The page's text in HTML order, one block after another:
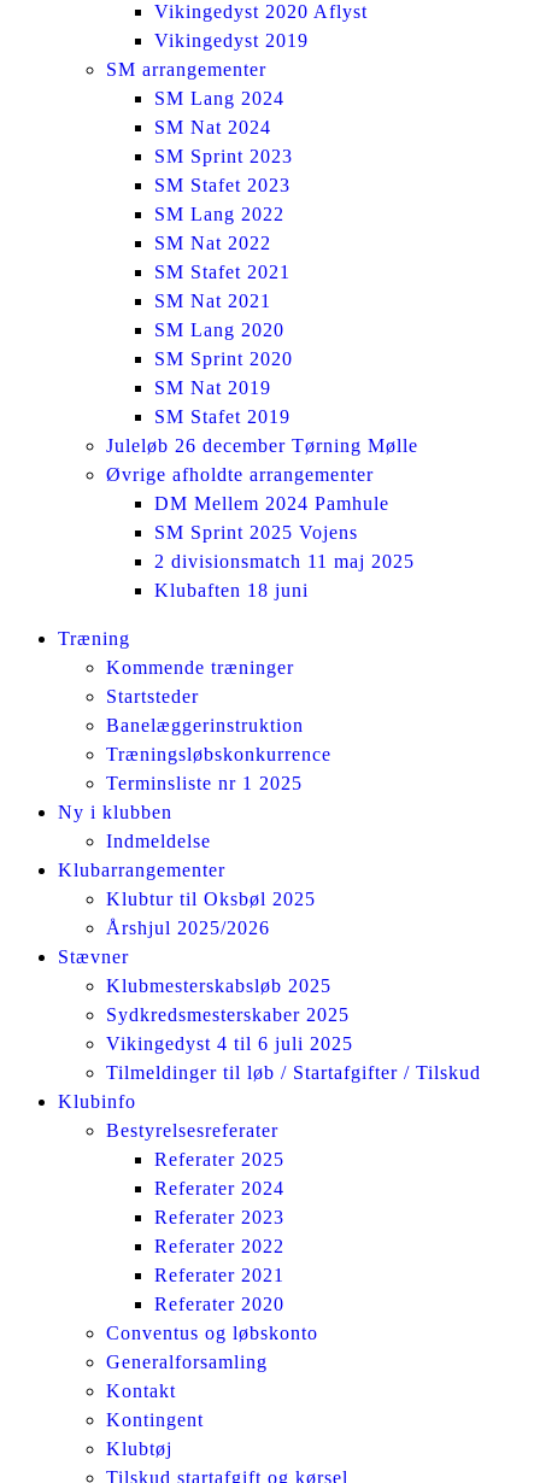
Vikingedyst 2020 Aflyst
Vikingedyst 2019
SM arrangementer
SM Lang 2024
SM Nat 2024
SM Sprint 2023
SM Stafet 2023
SM Lang 2022
SM Nat 2022
SM Stafet 2021
SM Nat 2021
SM Lang 2020
SM Sprint 2020
SM Nat 2019
SM Stafet 2019
Juleløb 26 december Tørning Mølle
Øvrige afholdte arrangementer
DM Mellem 2024 Pamhule
SM Sprint 2025 Vojens
2 divisionsmatch 11 maj 2025
Klubaften 18 juni
Facebook
InstagramTræning
Kommende træninger
Startsteder
Banelæggerinstruktion
Træningsløbskonkurrence
Terminsliste nr 1 2025
Ny i klubben
Indmeldelse
Klubarrangementer
Klubtur til Oksbøl 2025
Årshjul 2025/2026
Stævner
Klubmesterskabsløb 2025
Sydkredsmesterskaber 2025
Vikingedyst 4 til 6 juli 2025
Tilmeldinger til løb / Startafgifter / Tilskud
Klubinfo
Bestyrelsesreferater
Referater 2025
Referater 2024
Referater 2023
Referater 2022
Referater 2021
Referater 2020
Conventus og løbskonto
Generalforsamling
Kontakt
Kontingent
Klubtøj
Tilskud startafgift og kørsel